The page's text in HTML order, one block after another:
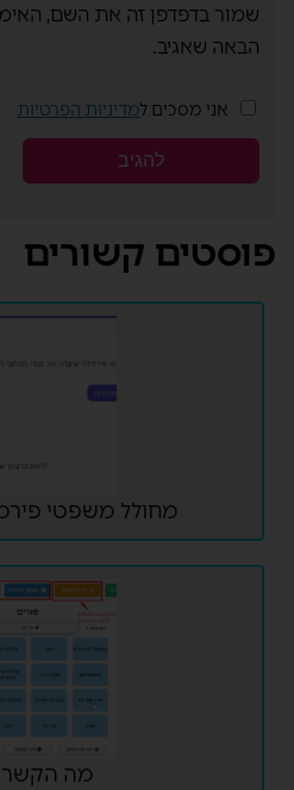
שמור בדפדפן זה את השם,
הבאה שאגיב.
אני מסכים למדיניות הפרטיות
פוסטים קשורים
מחולל משפטי
מה הקשר?